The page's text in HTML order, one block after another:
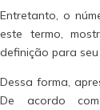
Entretanto, o
este termo,
definição para
Dessa forma,
De acordo